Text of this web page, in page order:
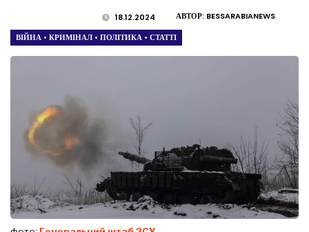
АВТОР: BESSARABIANEWS
18.12.2024
ВІЙНА • КРИМІНАЛ • ПОЛІТИКА • СТАТТІ